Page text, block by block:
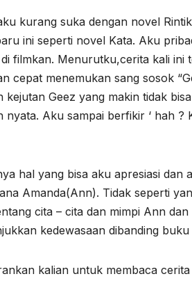
kurang suka dengan novel
ini seperti novel Kata. Aku
filmkan. Menurutku,cerita kali
cepat menemukan sang sosok
kejutan Geez yang makin tidak
nyata. Aku sampai berfikir ‘ hah ?
hal yang bisa aku apresiasi
Amanda(Ann). Tidak seperti
cita – cita dan mimpi Ann
kedewasaan dibanding
kalian untuk membaca